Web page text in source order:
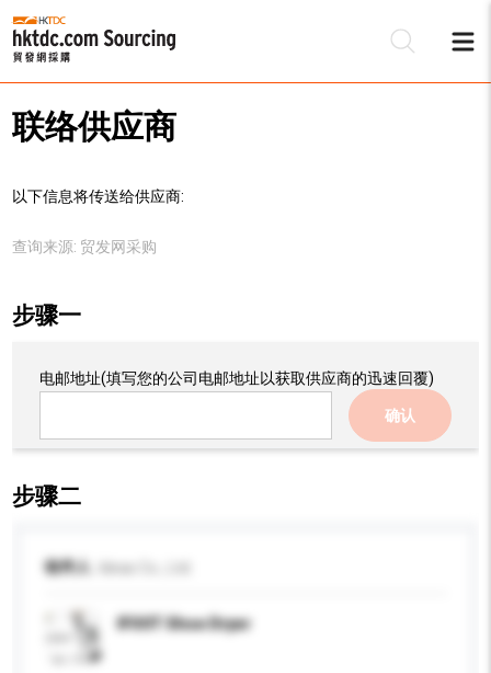
联络供应商
以下信息将传送给供应商:
查询来源: 贸发网采购
步骤一
电邮地址(填写您的公司电邮地址以获取供应商的迅速回覆)
确认
步骤二
收件人
IFOOT Shoe Dryer